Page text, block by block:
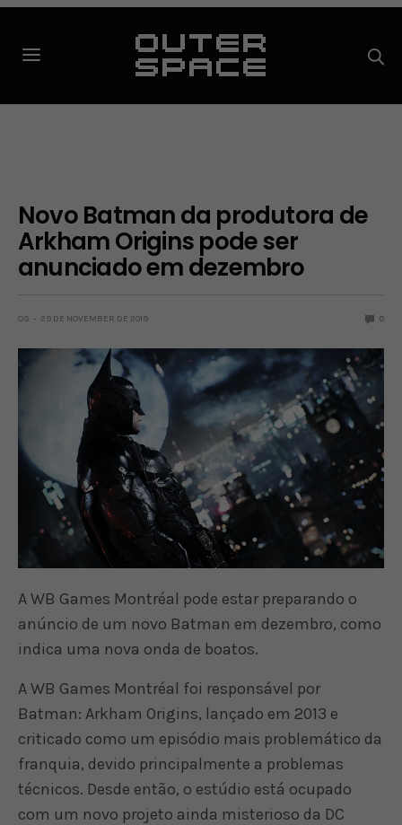
Novo Batman da produtora de
Arkham Origins pode ser
anunciado em dezembro
OS 29 DE NOVEMBER DE 2019 0
A WB Games Montréal pode estar preparando o
anúncio de um novo Batman em dezembro, como
indica uma nova onda de boatos.
A WB Games Montréal foi responsável por
Batman: Arkham Origins, lançado em 2013 e
criticado como um episódio mais problemático da
franquia, devido principalmente a problemas
técnicos. Desde então, o estúdio está ocupado
com um novo projeto ainda misterioso da DC